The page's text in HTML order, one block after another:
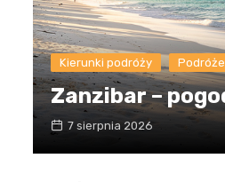
Kierunki podróży Podróże
Zanzibar –
7 sierpnia 2026